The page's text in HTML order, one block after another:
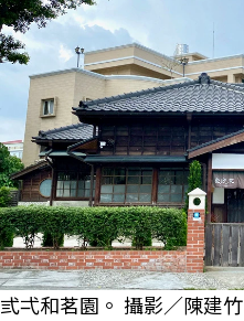
弎弌和茗園。 攝影／陳建竹